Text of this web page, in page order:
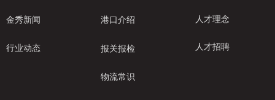
金秀新闻
行业动态
港口介绍
报关报检
物流常识
人才理念
人才招聘